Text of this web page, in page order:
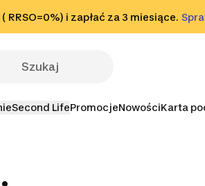
RRSO=0%) i zapłać za 3 miesiące.
Sprawdź
Second LifePromocjeNowościKarta